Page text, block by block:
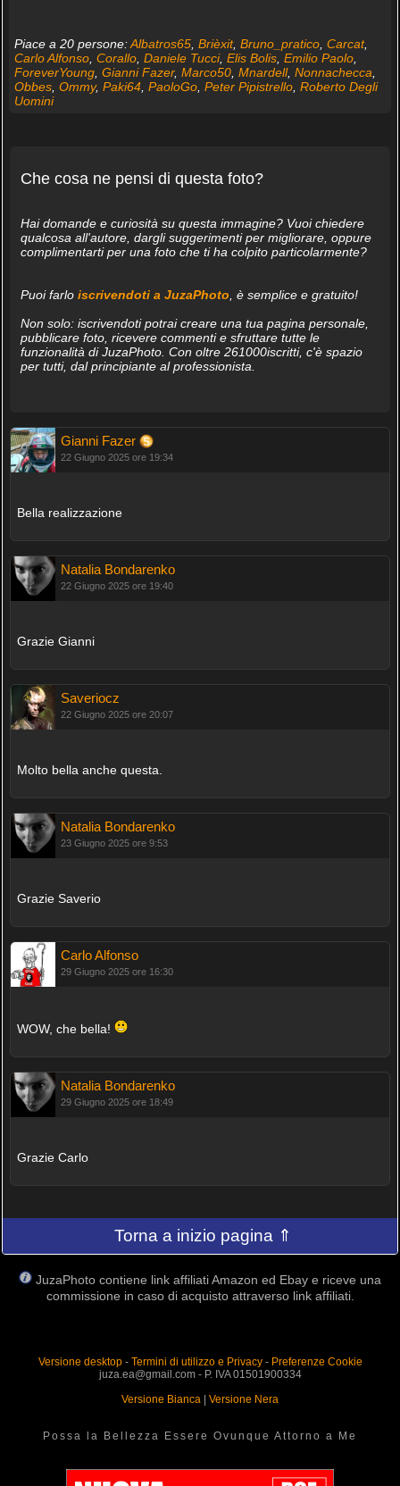
Piace a 20 persone:Albatros65, Brièxit, Bruno_pratico, Carcat,
Carlo Alfonso, Corallo, Daniele Tucci, Elis Bolis, Emilio Paolo,
ForeverYoung, Gianni Fazer, Marco50, Mnardell, Nonnachecca
Obbes, Ommy, Paki64, PaoloGo, Peter Pipistrello, Roberto Degli
Uomini
Che cosa ne pensi di questa foto?
Hai domande e curiosità su questa immagine? Vuoi chiedere
qualcosa all'autore, dargli suggerimenti per migliorare, oppure
complimentarti per una foto che ti ha colpito particolarmente?
Puoi farlo iscrivendoti a JuzaPhoto, è semplice e gratuito!
Non solo: iscrivendoti potrai creare una tua pagina personale,
pubblicare foto, ricevere commenti e sfruttare tutte le
funzionalità di JuzaPhoto. Con oltre 261000iscritti, c'è spazio
per tutti, dal principiante al professionista.
Gianni Fazer
22 Giugno 2025 ore 19:34
Bella realizzazione
Natalia Bondarenko
22 Giugno 2025 ore 19:40
Grazie Gianni
Saveriocz
22 Giugno 2025 ore 20:07
Molto bella anche questa.
Natalia Bondarenko
23 Giugno 2025 ore 9:53
Grazie Saverio
Carlo Alfonso
29 Giugno 2025 ore 16:30
WOW, che bella!
Natalia Bondarenko
29 Giugno 2025 ore 18:49
Grazie Carlo
Torna a inizio pagina ⇑
JuzaPhoto contiene link affiliati Amazon ed Ebay e riceve una
commissione in caso di acquisto attraverso link affiliati.
Versione desktop- Termini di utilizzo e Privacy- Preferenze Cookie
juza.ea@gmail.com - P. IVA 01501900334
Versione Bianca | Versione Nera
Possa la Bellezza Essere Ovunque Attorno a Me